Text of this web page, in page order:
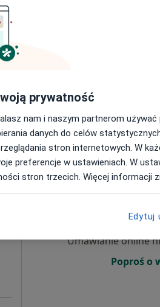
Umawianie online
Poproś o
prywatność
nam i naszym partnerom
danych do celów
stron internetowych. W
preferencje w ustawieniach. W
stron trzecich. Więcej informacji
Edytuj